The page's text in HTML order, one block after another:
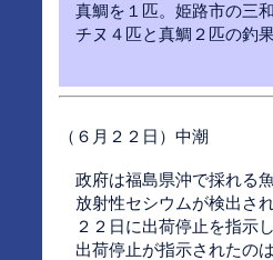
真鯛を１匹。姫路市の三
チヌ４匹と真鯛２匹の釣
（６月２２日）中潮
政府は福島県沖で採れる
放射性セシウムが検出さ
２２日に出荷停止を指示
出荷停止が指示されたの